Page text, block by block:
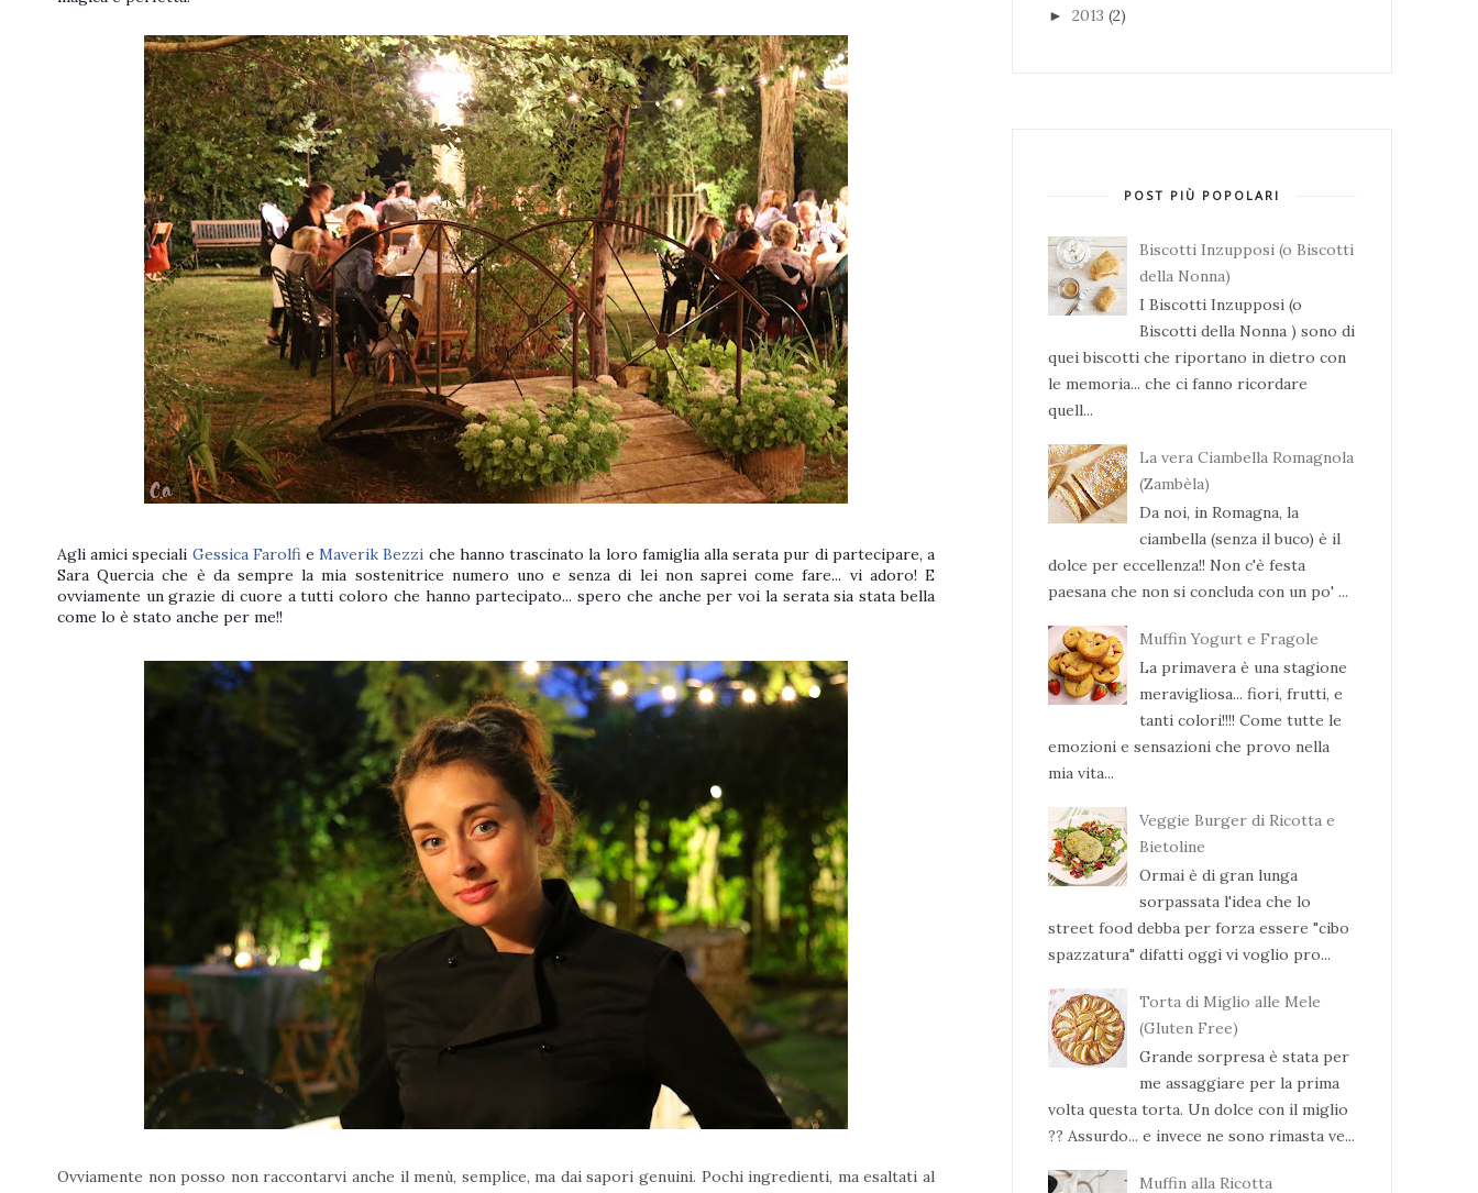
Agli amici speciali Gessica FarolfieMaverik Bezzi che hanno trascinato la loro famiglia alla serata pur di partecipare, a
Sara Quercia che è da sempre la mia sostenitrice numero uno e senza di lei non saprei come fare... vi adoro! E
ovviamente un grazie di cuore a tutti coloro che hanno partecipato... spero che anche per voi la serata sia stata bella
come lo è stato anche per me!!
Ovviamente non posso non raccontarvi anche il menù, semplice, ma dai sapori genuini. Pochi ingredienti, ma esaltati al
► 2013 (2)
POST PIÙ POPOLARI
Biscotti Inzupposi (o Biscotti
della Nonna)
I Biscotti Inzupposi (o
Biscotti della Nonna ) sono di
quei biscotti che riportano in dietro con
le memoria... che ci fanno ricordare
quell...
La vera Ciambella Romagnola
(Zambèla)
Da noi, in Romagna, la
ciambella (senza il buco) è il
dolce per eccellenza!! Non c'è festa
paesana che non si concluda con un po' ...
Muffin Yogurt e Fragole
La primavera è una stagione
meravigliosa... fiori, frutti, e
tanti colori!!!! Come tutte le
emozioni e sensazioni che provo nella
mia vita...
Veggie Burger di Ricotta e
Bietoline
Ormai è di gran lunga
sorpassata l'idea che lo
street food debba per forza essere "cibo
spazzatura" difatti oggi vi voglio pro...
Torta di Miglio alle Mele
(Gluten Free)
Grande sorpresa è stata per
me assaggiare per la prima
volta questa torta. Un dolce con il miglio
?? Assurdo... e invece ne sono rimasta ve...
Muffin alla Ricotta